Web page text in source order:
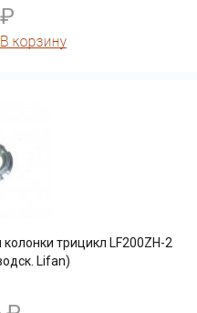
трицикл LF200ZH-2
Lifan)